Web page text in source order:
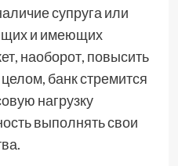
супруга или
и имеющих
наоборот, повысить
банк стремится
нагрузку
выполнять свои